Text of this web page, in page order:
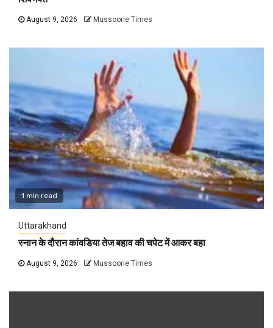
August 9, 2026 Mussoorie Times
1 min read
Uttarakhand
स्नान के दौरान कांवडिया तेज बहाव की चपेट में आकर बहा
August 9, 2026 Mussoorie Times